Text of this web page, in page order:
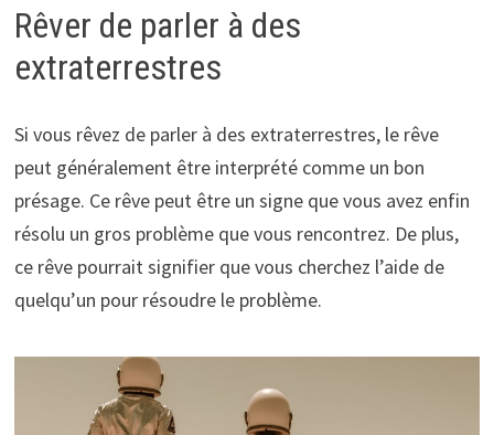
Rêver de parler à des
extraterrestres
Si vous rêvez de parler à des extraterrestres, le rêve
peut généralement être interprété comme un bon
présage. Ce rêve peut être un signe que vous avez enfin
résolu un gros problème que vous rencontrez. De plus,
ce rêve pourrait signifier que vous cherchez l’aide de
quelqu’un pour résoudre le problème.